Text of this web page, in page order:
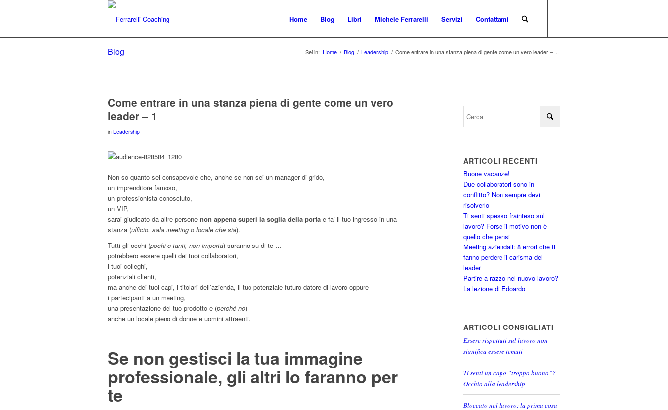
Home Blog Libri Michele Ferrarelli Servizi Contattami
Blog Sei in: Home / Blog / Leadership / Come entrare in una stanza piena di gente come un vero leader – ...
Come entrare in una stanza piena di gente come un vero
leader – 1
in Leadership
Non so quanto sei consapevole che, anche se non sei un manager di grido,
un imprenditore famoso,
un professionista conosciuto,
un VIP,
sarai giudicato da altre persone non appena superi la soglia della porta e fai il tuo ingresso in una
stanza (ufficio, sala meeting o locale che sia).
Tutti gli occhi (pochi o tanti, non importa) saranno su di te …
potrebbero essere quelli dei tuoi collaboratori,
i tuoi colleghi,
potenziali clienti,
ma anche dei tuoi capi, i titolari dell’azienda, il tuo potenziale futuro datore di lavoro oppure
i partecipanti a un meeting,
una presentazione del tuo prodotto e (perché no)
anche un locale pieno di donne e uomini attraenti.
Se non gestisci la tua immagine
professionale, gli altri lo faranno per
te
ARTICOLI RECENTI
Buone vacanze!
Due collaboratori sono in
conflitto? Non sempre devi
risolverlo
Ti senti spesso frainteso sul
lavoro? Forse il motivo non è
quello che pensi
Meeting aziendali: 8 errori che ti
fanno perdere il carisma del
leader
Partire a razzo nel nuovo lavoro?
La lezione di Edoardo
ARTICOLI CONSIGLIATI
Essere rispettati sul lavoro non
significa essere temuti
Ti senti un capo “troppo buono”?
Occhio alla leadership
Bloccato nel lavoro: la prima cosa